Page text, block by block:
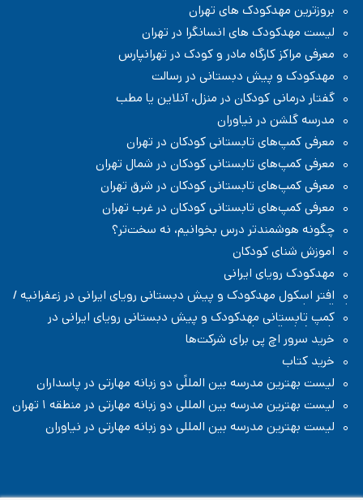
بروزترین مهدکودک های تهران
لیست مهدکودک های انسانگرا در تهران
معرفی مراکز کارگاه مادر و کودک در تهرانپارس
مهدکودک و پیش دبستانی در رسالت
گفتار درمانی کودکان در منزل، آنلاین یا مطب
مدرسه گلشن در نیاوران
معرفی کمپ‌های تابستانی کودکان در تهران
معرفی کمپ‌های تابستانی کودکان در شمال تهران
معرفی کمپ‌های تابستانی کودکان در شرق تهران
معرفی کمپ‌های تابستانی کودکان در غرب تهران
چگونه هوشمندتر درس بخوانیم، نه سخت‌تر؟
اموزش شنای کودکان
مهدکودک رویای ایرانی
افتر اسکول مهدکودک و پیش دبستانی رویای ایرانی در زعفرانیه /
شمال تهران
کمپ تابستانی مهدکودک و پیش دبستانی رویای ایرانی در
زعفرانیه / شمال تهران
خرید سرور اچ پی برای شرکت‌ها
خرید کتاب
لیست بهترین مدرسه بین المللًی دو زبانه مهارتی در پاسداران
لیست بهترین مدرسه بین المللی دو زبانه مهارتی در منطقه ۱ تهران
لیست بهترین مدرسه بین المللی دو زبانه مهارتی در نیاوران